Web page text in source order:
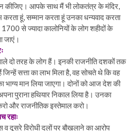
कीजिए। आपके साथ मैं भी लोकतंत्र के मंदिर,
करता हूं, सम्मान करता हूं उनका धन्यवाद करता
से ज्यादा कालोनियों के लोग शहीदों के
जाएं।
दो तरह के लोग हैं। इनकी राजनीति दशकों तक
सत्ता का लाभ मिला है, वह सोचते थे कि वह
भाग्य मान लिया जाएगा। दोनों को आज देश की
पुराना हथियार निकाल लिया है। उनका
और राजनीतिक इस्तेमाल करो।
रहाः
व दूसरे विरोधी दलों पर बौखलाने का आरोप